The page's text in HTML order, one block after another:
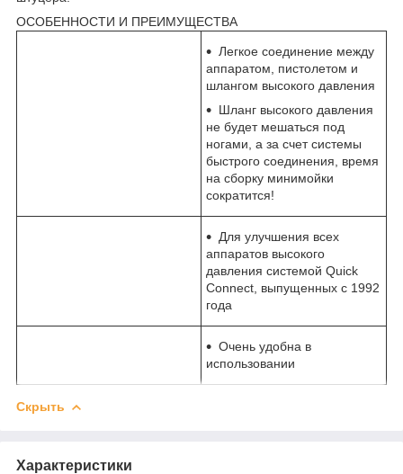
ОСОБЕННОСТИ И ПРЕИМУЩЕСТВА
Легкое соединение между
аппаратом, пистолетом и
шлангом высокого давления
Шланг высокого давления
не будет мешаться под
ногами, а за счет системы
быстрого соединения, время
на сборку минимойки
сократится!
Для улучшения всех
аппаратов высокого
давления системой Quick
Connect, выпущенных с 1992
года
Очень удобна в
использовании
Скрыть
Характеристики